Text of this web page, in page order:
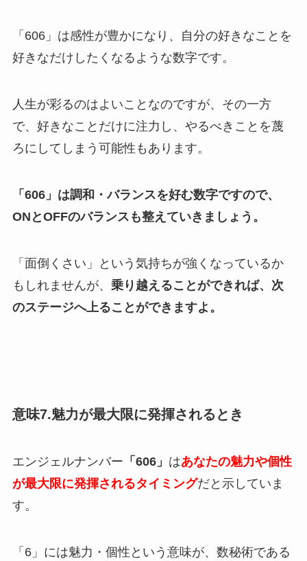
「606」は感性が豊かになり、自分の好きなことを
好きなだけしたくなるような数字です。
人生が彩るのはよいことなのですが、その一方
で、好きなことだけに注力し、やるべきことを蔑
ろにしてしまう可能性もあります。
「606」は調和・バランスを好む数字ですので、
ONとOFFのバランスも整えていきましょう。
「面倒くさい」という気持ちが強くなっているか
もしれませんが、 乗り越えることができれば、次
のステージへ上ることができますよ。
意味7.魅力が最大限に発揮されるとき
エンジェルナンバー 「606」 はあなたの魅力や個性
が最大限に発揮されるタイミングだと示していま
す。
「6」には魅力・個性という意味が、数秘術である